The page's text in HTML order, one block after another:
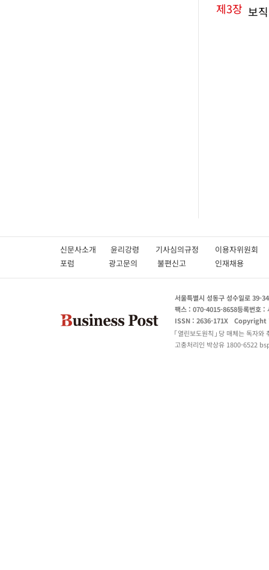
제3장 보직
신문사소개 윤리강령 기사심의규정 이용자위원
포럼
광고문의 불편신고 인재채용
서울특별시 성동구 성수일로 39-
팩스 : 070-4015-8658등록번호 :
ISSN : 2636-171X
Copyright
열린보도원칙
당 매체는 독자와
고충처리인 박상유 1800-6522